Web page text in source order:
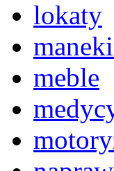
lokaty
meble